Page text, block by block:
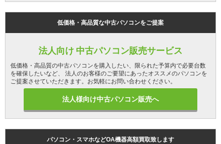
低価格・高品質な中古パソコンをご提案
法人向け 中古パソコン販売サービス
低価格・高品質の中古パソコンを購入したい、限られた予算内で必要台数
を確保したいなど、 法人のお客様のご要望にあったオススメのパソコンを
ご提案させていただきます。お気軽にお問い合わせください。
法人様向け中古パソコン販売へ
パソコン・スマホなどOA機器高額買取致します